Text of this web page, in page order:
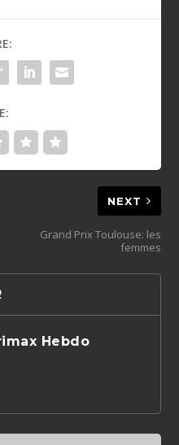
NEXT
Grand Prix Toulouse: les
femmes
Hebdo